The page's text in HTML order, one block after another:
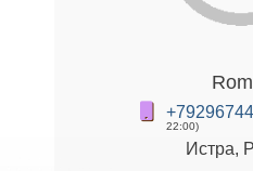
22:00)
Истра,